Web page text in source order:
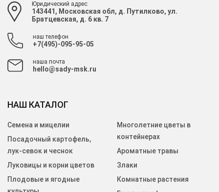
Юридический адрес:
143441, Московская обл, д. Путилково, ул.
Братцевская, д. 6 кв. 7
наш телефон
+7(495)-095-95-05
наша почта
hello@sady-msk.ru
НАШ КАТАЛОГ
Семена и мицелии
Посадочный картофель,
лук-севок и чеснок
Луковицы и корни цветов
Плодовые и ягодные
Многолетние цветы в
контейнерах
Ароматные травы
Злаки
Комнатные растения